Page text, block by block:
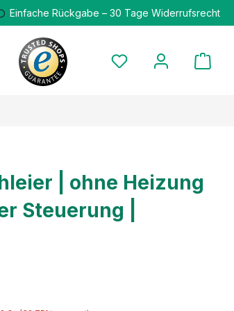
Einfache Rückgabe – 30 Tage Widerrufsrecht
| ohne Heizung
Steuerung |